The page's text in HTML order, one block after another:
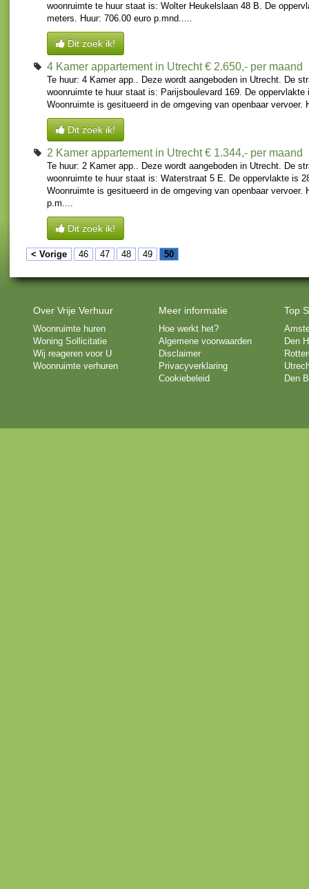
woonruimte te huur staat is: Wolter Heukelslaan 48 B. De
meters. Huur: 706.00 euro p.mnd.....
Dit zoek ik!
4 Kamer appartement in Utrecht € 2.650,- per maand
Te huur: 4 Kamer app.. Deze wordt aangeboden in Utrecht. De
woonruimte te huur staat is: Parijsboulevard 169. De
Woonruimte is gesitueerd in de omgeving van openbaar vervoer.
Dit zoek ik!
2 Kamer appartement in Utrecht € 1.344,- per maand
Te huur: 2 Kamer app.. Deze wordt aangeboden in Utrecht. De
woonruimte te huur staat is: Waterstraat 5 E. De oppervlakte is
Woonruimte is gesitueerd in de omgeving van openbaar vervoer.
p.m....
Dit zoek ik!
< Vorige 46 47 48 49 50
Over Vrije Verhuur
Woonruimte huren
Woning Sollicitatie
Wij reageren voor U
Woonruimte verhuren
Meer informatie
Hoe werkt het?
Algemene voorwaarden
Disclaimer
Privacyverklaring
Cookiebeleid
Top
Den
Den